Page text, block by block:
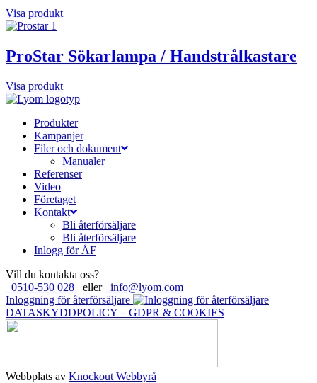
Visa produkt
ProStar Sökarlampa / Handstrålkastare
Visa produkt
Produkter
Kampanjer
Filer och dokument
Manualer
Referenser
Video
Företaget
Kontakt
Bli återförsäljare
Bli återförsäljare
Inlogg för ÅF
Vill du kontakta oss?
0510-530 028
eller
info@lyom.com
Inloggning för återförsäljare
DATASKYDDPOLICY – GDPR & COOKIES
Webbplats av Knockout Webbyrå